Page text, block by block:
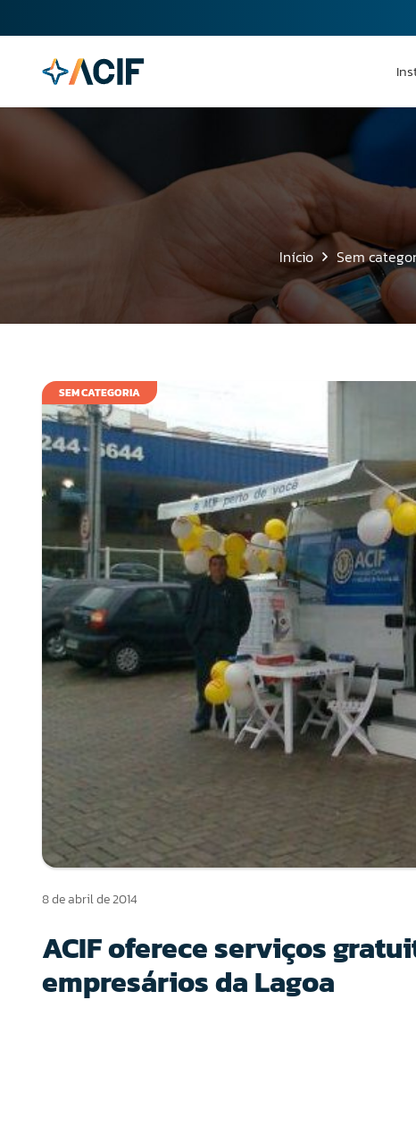
Início Sem
SEM CATEGORIA
8 de abril de 2014
ACIF oferece serviços
empresários da Lagoa